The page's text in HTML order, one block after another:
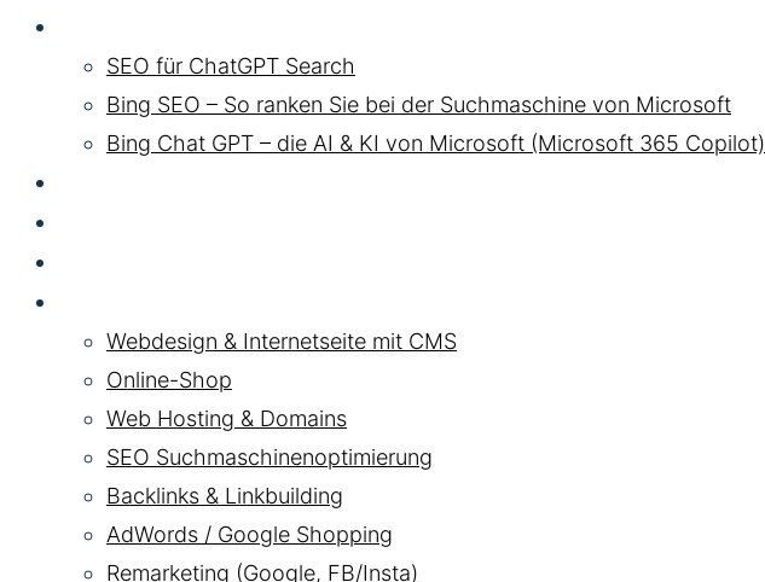
SEO für ChatGPT Search
Bing SEO – So ranken Sie bei der Suchmaschine von Microsoft
Bing Chat GPT – die AI & KI von Microsoft (Microsoft 365 Copilot)
Webdesign & Internetseite mit CMS
Online-Shop
Web Hosting & Domains
SEO Suchmaschinenoptimierung
Backlinks & Linkbuilding
AdWords / Google Shopping
Remarketing (Google, FB/Insta)